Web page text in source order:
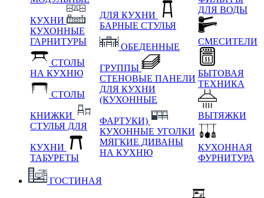
КУХНИ
КУХОННЫЕ
ГАРНИТУРЫ
СТОЛЫ
НА КУХНЮ
СТОЛЫ
КНИЖКИ
СТУЛЬЯ ДЛЯ
КУХНИ
ТАБУРЕТЫ
ДЛЯ КУХНИ
БАРНЫЕ СТУЛЬЯ
ОБЕДЕННЫЕ
ГРУППЫ
СТЕНОВЫЕ ПАНЕЛИ
ДЛЯ КУХНИ
(КУХОННЫЕ
ФАРТУКИ)
КУХОННЫЕ УГОЛКИ
МЯГКИЕ ДИВАНЫ
НА КУХНЮ
ДЛЯ ВОДЫ
СМЕСИТЕЛИ
БЫТОВАЯ
ТЕХНИКА
ВЫТЯЖКИ
КУХОННАЯ
ФУРНИТУРА
ГОСТИНАЯ